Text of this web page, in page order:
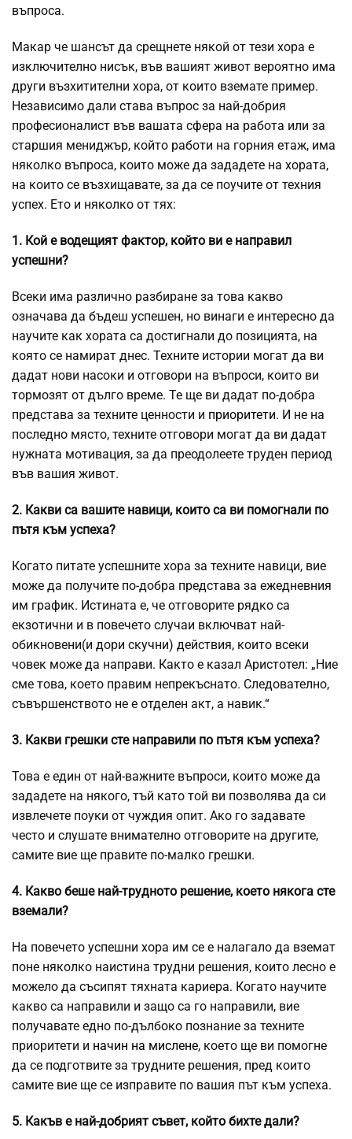
въпроса.
Макар че шансът да срещнете някой от тези хора е
изключително нисък, във вашият живот вероятно има
други възхитителни хора, от които вземате пример.
Независимо дали става въпрос за най-добрия
професионалист във вашата сфера на работа или за
старшия мениджър, който работи на горния етаж, има
няколко въпроса, които може да зададете на хората,
на които се възхищавате, за да се поучите от техния
успех. Ето и няколко от тях:
1. Кой е водещият фактор, който ви е направил
успешни?
Всеки има различно разбиране за това какво
означава да бъдеш успешен, но винаги е интересно да
научите как хората са достигнали до позицията, на
която се намират днес. Техните истории могат да ви
дадат нови насоки и отговори на въпроси, които ви
тормозят от дълго време. Те ще ви дадат по-добра
представа за техните ценности и приоритети. И не на
последно място, техните отговори могат да ви дадат
нужната мотивация, за да преодолеете труден период
във вашия живот.
2. Какви са вашите навици, които са ви помогнали по
пътя към успеха?
Когато питате успешните хора за техните навици, вие
може да получите по-добра представа за ежедневния
им график. Истината е, че отговорите рядко са
екзотични и в повечето случаи включват най-
обикновени(и дори скучни) действия, които всеки
човек може да направи. Както е казал Аристотел: „Ние
сме това, което правим непрекъснато. Следователно,
съвършенството не е отделен акт, а навик.“
3. Какви грешки сте направили по пътя към успеха?
Това е един от най-важните въпроси, които може да
зададете на някого, тъй като той ви позволява да си
извлечете поуки от чуждия опит. Ако го задавате
често и слушате внимателно отговорите на другите,
самите вие ще правите по-малко грешки.
4. Какво беше най-трудното решение, което някога сте
вземали?
На повечето успешни хора им се е налагало да вземат
поне няколко наистина трудни решения, които лесно е
можело да съсипят тяхната кариера. Когато научите
какво са направили и защо са го направили, вие
получавате едно по-дълбоко познание за техните
приоритети и начин на мислене, което ще ви помогне
да се подготвите за трудните решения, пред които
самите вие ще се изправите по вашия път към успеха.
5. Какъв е най-добрият съвет, който бихте дали?